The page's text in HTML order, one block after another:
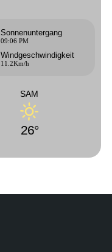
Sonnenuntergang
09:06 PM
Windgeschwindigkeit
11.2Km/h
SAM
26°